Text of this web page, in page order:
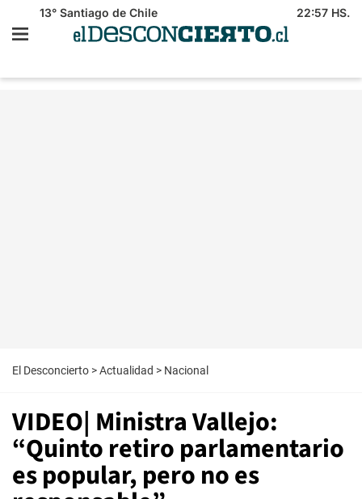
13° Santiago de Chile 22:57 HS.
El Desconcierto >Actualidad > Nacional
VIDEO| Ministra Vallejo:
“Quinto retiro parlamentario
es popular, pero no es